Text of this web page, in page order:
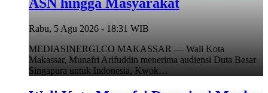
Rabu, 5 Agu 2026 - 18:31 WIB
MEDIASINERGI.CO MAKASSAR — Wali Kota
Makassar, Munafri Arifuddin menerima audiensi Duta Besar
Singapura untuk Indonesia, Kwok…